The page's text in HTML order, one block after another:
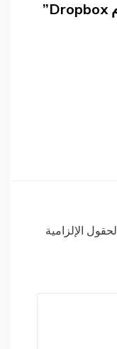
الحقول الإلزامية